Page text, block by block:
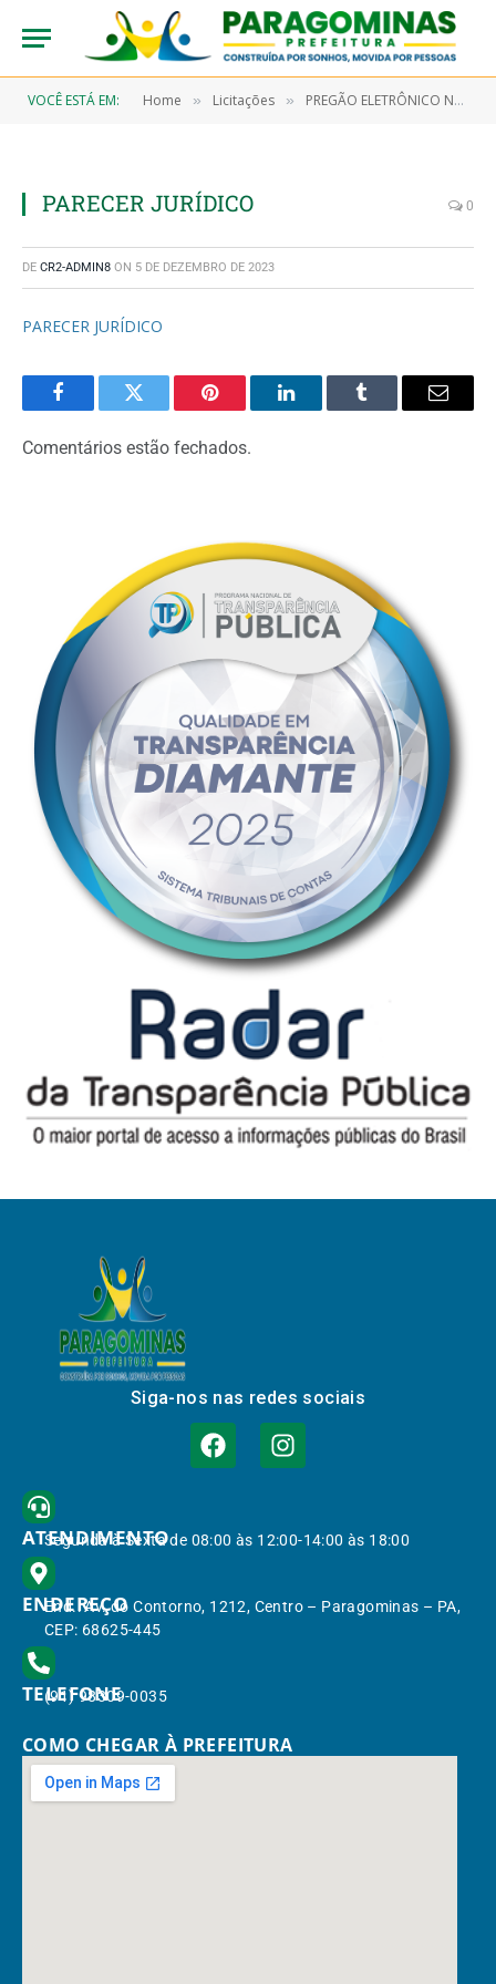
VOCÊ ESTÁ EM: Home » Licitações » PREGÃO ELETRÔNICO N° 9/2023-00019 (CONTRATAÇÃO DE EMPRESA PARA PRESTAÇÃO DE SERVIÇOS CONTINUADOS DE MÃO DE OBRA DO TIPO ABORRACHEIRO E LAVADOR, OBJETIVANDO ATENDER OS SERVIÇOS ESSENCIAIS DESENVOLVIDOS PELA SECRETARIA MUNICIPAL DE INFRAESTRUTURA – SEMINFRA)
PARECER JURÍDICO 0
DE CR2-ADMIN8 ON 5 DE DEZEMBRO DE 2023
PARECER JURÍDICO
FacebookTwitter Pinterest LinkedInTumblr Email
Comentários estão fechados.
Siga-nos nas redes sociais
ATENDIMENTO
Segunda à Sexta de 08:00 às 12:00-14:00 às 18:00
ENDEREÇO
End.: Av. do Contorno, 1212, Centro – Paragominas – PA,
CEP: 68625-445
TELEFONE
(91) 98309-0035
COMO CHEGAR À PREFEITURA